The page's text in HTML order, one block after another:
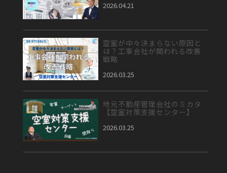
2026.04.21
空室が中々決まらない原因と
は？工事会社が関われる改善
戦略
2026.03.25
地元不動産管理会社のミカタ
【空室対策支援センター】
2026.03.25